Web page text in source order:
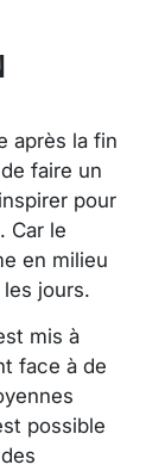
après la fin
faire un
pour
Car le
en milieu
jours.
mis à
face à de
possible